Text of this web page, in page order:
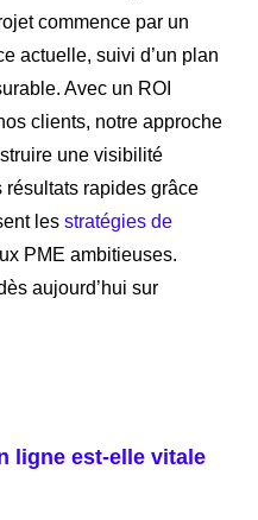
commence par un
actuelle, suivi d’un plan
Avec un ROI
clients, notre approche
une visibilité
rapides grâce
les stratégies de
PME ambitieuses.
aujourd’hui sur
ligne est-elle vitale